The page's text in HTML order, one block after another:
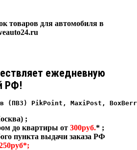
товаров для автомобиля в
ежедневную
РФ!
(ПВЗ) PikPoint, MaxiPost,
;
до квартиры от 300руб.* ;
пункта выдачи заказа РФ